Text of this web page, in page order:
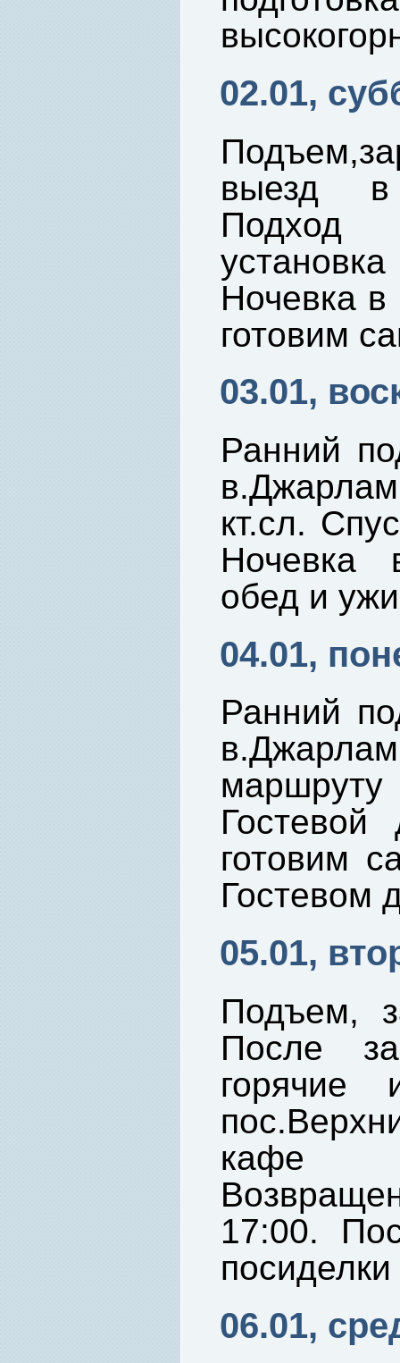
02.01,
выезд в
Ночевка
готовим
03.01,
Ранний
кт.сл.
Ночевка
обед и
04.01,
Ранний
готовим
Гостевом
05.01,
Подъем,
После
горячие
кафе
17:00.
06.01,